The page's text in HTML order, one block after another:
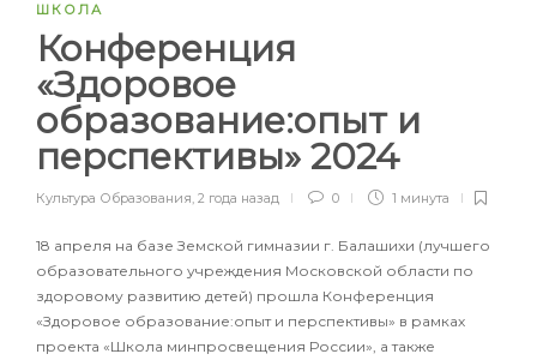
ШКОЛА
Конференция
«Здоровое
образование:опыт и
перспективы» 2024
Культура Образования, 2 года назад 0 1 минута
18 апреля на базе Земской гимназии г. Балашихи (лучшего
образовательного учреждения Московской области по
здоровому развитию детей) прошла Конференция
«Здоровое образование:опыт и перспективы» в рамках
проекта «Школа минпросвещения России», а также